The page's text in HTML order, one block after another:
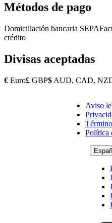
Métodos de pago
Domiciliación bancaria SEPA
crédito
Divisas aceptadas
€ Euro£ GBP$ AUD, CAD,
Footer
Aviso
Política